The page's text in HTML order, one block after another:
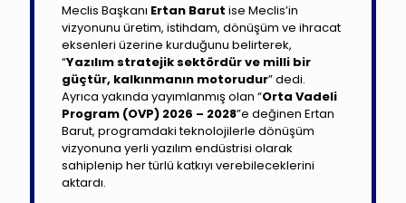
Meclis Başkanı Ertan Barut ise Meclis’in
vizyonunu üretim, istihdam, dönüşüm ve ihracat
eksenleri üzerine kurduğunu belirterek,
“Yazılım stratejik sektördür ve milli bir
güçtür, kalkınmanın motorudur” dedi.
Ayrıca yakında yayımlanmış olan “Orta Vadeli
Program (OVP) 2026 – 2028”e değinen Ertan
Barut, programdaki teknolojilerle dönüşüm
vizyonuna yerli yazılım endüstrisi olarak
sahiplenip her türlü katkıyı verebileceklerini
aktardı.